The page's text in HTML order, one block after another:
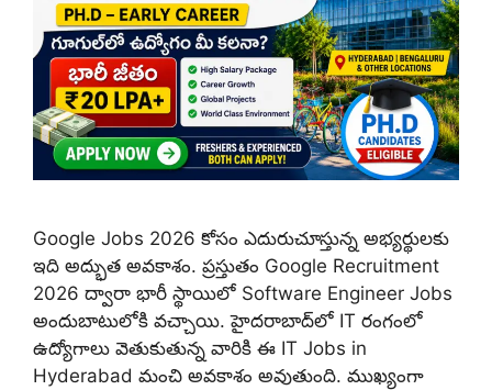
Google Jobs 2026 కోసం ఎదురుచూస్తున్న అభ్యర్థులకు
ఇది అద్భుత అవకాశం. ప్రస్తుతం Google Recruitment
2026 ద్వారా భారీ స్థాయిలో Software Engineer Jobs
అందుబాటులోకి వచ్చాయి. హైదరాబాద్‌లో IT రంగంలో
ఉద్యోగాలు వెతుకుతున్న వారికి ఈ IT Jobs in
Hyderabad మంచి అవకాశం అవుతుంది. ముఖ్యంగా